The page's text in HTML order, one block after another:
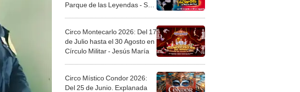
Parque de las Leyendas - San
Circo Montecarlo 2026: Del 17
de Julio hasta el 30 Agosto en
Círculo Militar - Jesús María
Circo Místico Condor 2026:
Del 25 de Junio. Explanada